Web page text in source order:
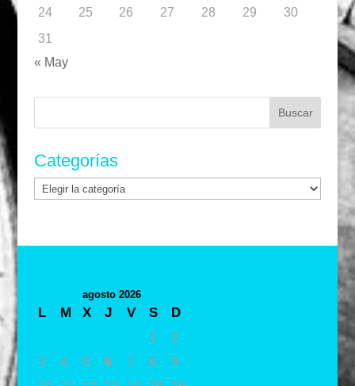
24
25 26 27 28 29
30
31
« May
Buscar:
Categorías
Categorías
agosto 2026
L M X J V S
D
1
2
3
4 5 6 7 8
9